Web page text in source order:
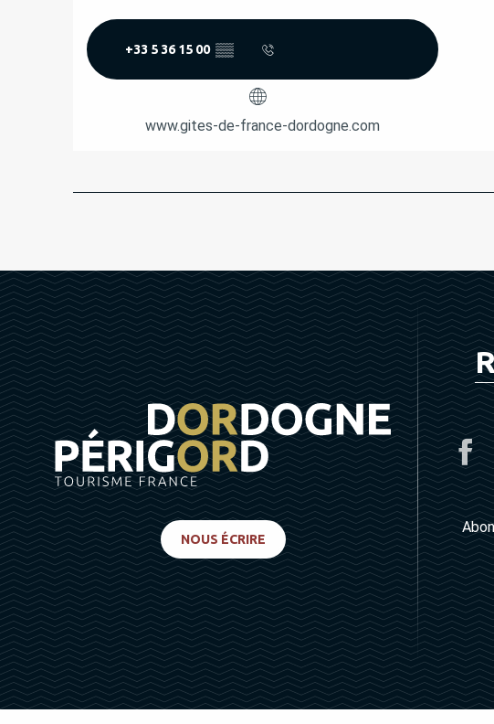
+33 5 36 15 00 ▒▒
www.gites-de-france-dordogne.com
NOUS ÉCRIRE